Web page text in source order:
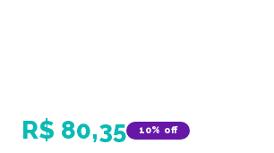
R$ 80,35 10% off